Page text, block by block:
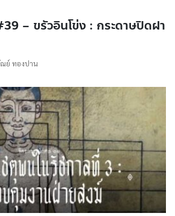
– ขรัวอินโข่ง : กระดาษปิดฝา
ย์ ทองปาน